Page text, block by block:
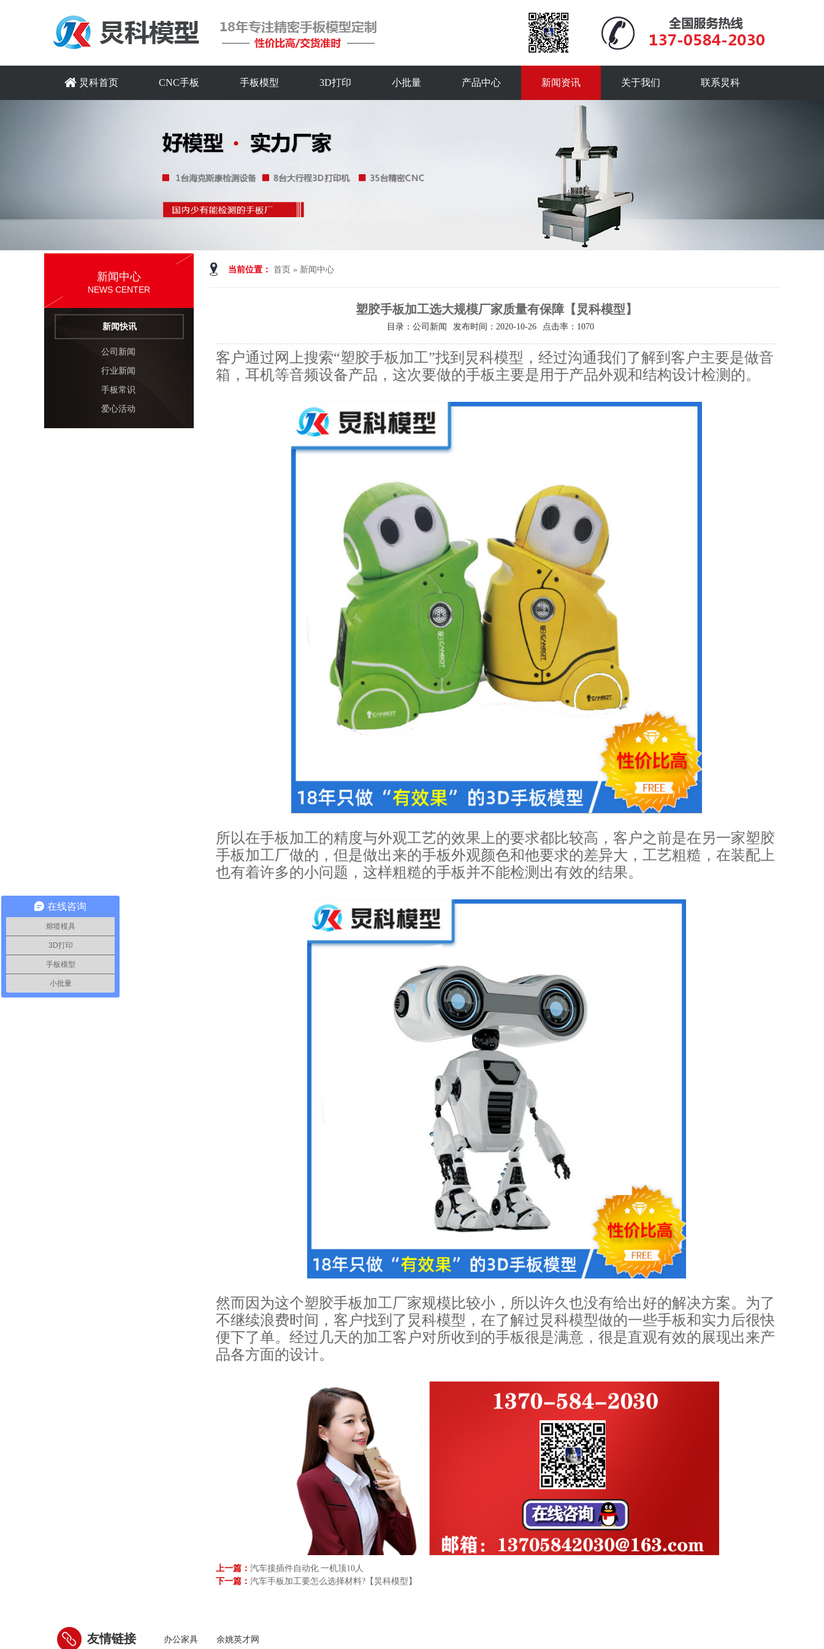
炅科首页 CNC手板 手板模型 3D打印 小批量 产品中心 新闻资讯 关于我们 联系炅科
当前位置： 首页 » 新闻中心
塑胶手板加工选大规模厂家质量有保障【炅科模型】
目录：公司新闻 发布时间：2020-10-26 点击率： 1070
客户通过网上搜索“塑胶手板加工”找到炅科模型，经过沟通我们了解到客户主要是做音
箱，耳机等音频设备产品，这次要做的手板主要是用于产品外观和结构设计检测的。
所以在手板加工的精度与外观工艺的效果上的要求都比较高，客户之前是在另一家塑胶
手板加工厂做的，但是做出来的手板外观颜色和他要求的差异大，工艺粗糙，在装配上
也有着许多的小问题，这样粗糙的手板并不能检测出有效的结果。
然而因为这个塑胶手板加工厂家规模比较小，所以许久也没有给出好的解决方案。为了
不继续浪费时间，客户找到了炅科模型，在了解过炅科模型做的一些手板和实力后很快
便下了单。经过几天的加工客户对所收到的手板很是满意，很是直观有效的展现出来产
品各方面的设计。
上一篇： 汽车接插件自动化 一机顶10人
下一篇： 汽车手板加工要怎么选择材料?【炅科模型】
新闻中心
NEWS CENTER
新闻快讯
公司新闻
行业新闻
手板常识
爱心活动
友情链接 办公家具 余姚英才网
在线咨询
熔喷模具
3D打印
手板模型
小批量